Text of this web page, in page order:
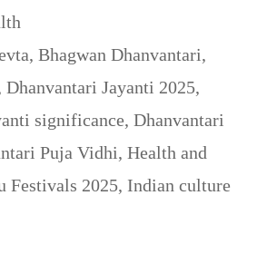
, Bhagwan Dhanvantari,
Dhanvantari Jayanti 2025,
significance, Dhanvantari
Puja Vidhi, Health and
Festivals 2025, Indian culture